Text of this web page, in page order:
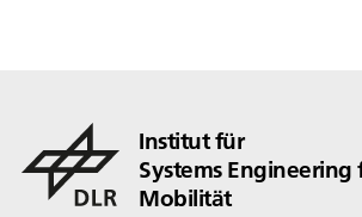
Institut für
Systems
Mobilität